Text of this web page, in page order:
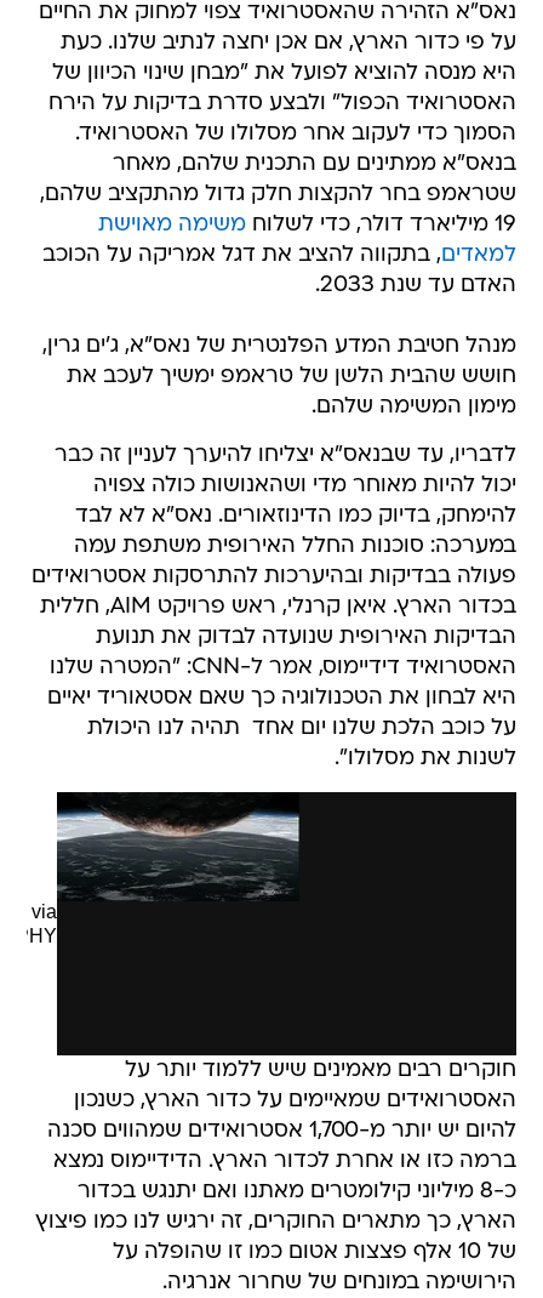
נאס"א הזהירה שהאסטרואיד צפוי למחוק את החיים
על פי כדור הארץ, אם אכן יחצה לנתיב שלנו. כעת
היא מנסה להוציא לפועל את "מבחן שינוי הכיוון של
האסטרואיד הכפול" ולבצע סדרת בדיקות על הירח
הסמוך כדי לעקוב אחר מסלולו של האסטרואיד.
בנאס"א ממתינים עם התכנית שלהם, מאחר
שטראמפ בחר להקצות חלק גדול מהתקציב שלהם,
19 מיליארד דולר, כדי לשלוח
משימה מאוישת
למאדים, בתקווה להציב את דגל אמריקה על הכוכב
האדם עד שנת 2033.
מנהל חטיבת המדע הפלנטרית של נאס"א, ג'ים גרין,
חושש שהבית הלשן של טראמפ ימשיך לעכב את
מימון המשימה שלהם.
לדבריו, עד שבנאס"א יצליחו להיערך לעניין זה כבר
יכול להיות מאוחר מדי ושהאנושות כולה צפויה
להימחק, בדיוק כמו הדינוזאורים. נאס"א לא לבד
במערכה: סוכנות החלל האירופית משתפת עמה
פעולה בבדיקות ובהיערכות להתרסקות אסטרואידים
בכדור הארץ. איאן קרנלי, ראש פרויקט AIM, חללית
הבדיקות האירופית שנועדה לבדוק את תנועת
האסטרואיד דידיימוס, אמר ל-CNN: "המטרה שלנו
היא לבחון את הטכנולוגיה כך שאם אסטאוריד יאיים
על כוכב הלכת שלנו יום אחד  תהיה לנו היכולת
לשנות את מסלולו".
via
חוקרים רבים מאמינים שיש ללמוד יותר על
האסטרואידים שמאיימים על כדור הארץ, כשנכון
להיום יש יותר מ-1,700 אסטרואידים שמהווים סכנה
ברמה כזו או אחרת לכדור הארץ. הדידיימוס נמצא
כ-8 מיליוני קילומטרים מאתנו ואם יתנגש בכדור
הארץ, כך מתארים החוקרים, זה ירגיש לנו כמו פיצוץ
של 10 אלף פצצות אטום כמו זו שהופלה על
הירושימה במונחים של שחרור אנרגיה.